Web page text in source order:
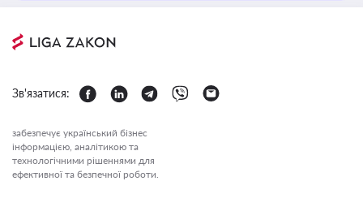
Зв'язатися:
забезпечує український бізнес
інформацією, аналітикою та
технологічними рішеннями для
ефективної та безпечної роботи.